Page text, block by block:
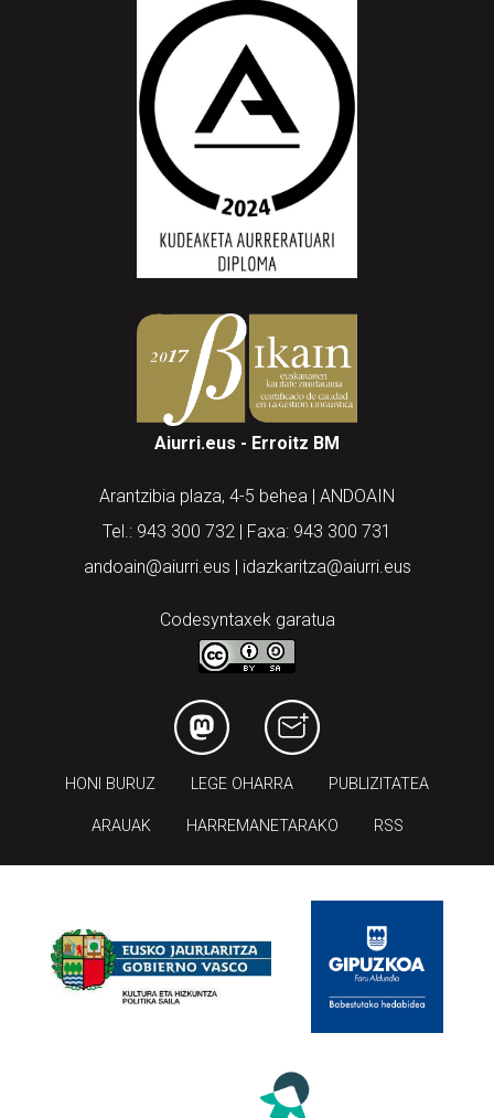
Aiurri.eus - Erroitz BM
Arantzibia plaza, 4-5 behea | ANDOAIN
Tel.: 943 300 732 | Faxa: 943 300 731
andoain@aiurri.eus | idazkaritza@aiurri.eus
Codesyntaxek garatua
HONI BURUZ LEGE OHARRA PUBLIZITATEA
ARAUAK HARREMANETARAKO RSS